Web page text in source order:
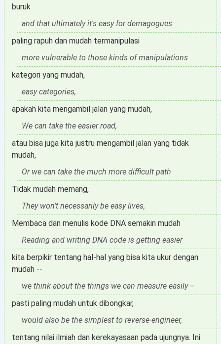
buruk
and that ultimately it's easy for demagogues
paling rapuh dan mudah termanipulasi
more vulnerable to those kinds of manipulations
kategori yang mudah,
easy categories,
apakah kita mengambil jalan yang mudah,
We can take the easier road,
atau bisa juga kita justru mengambil jalan yang tidak
mudah,
Or we can take the much more difficult path
Tidak mudah memang,
They won't necessarily be easy lives,
Membaca dan menulis kode DNA semakin mudah
Reading and writing DNA code is getting easier
kita berpikir tentang hal-hal yang bisa kita ukur dengan
mudah --
we think about the things we can measure easily --
pasti paling mudah untuk dibongkar,
would also be the simplest to reverse-engineer,
tentang nilai ilmiah dan kerekayasaan pada ujungnya. Ini